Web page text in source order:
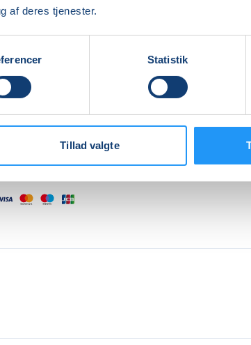
af deres tjenester.
Statistik
Tillad valgte
samspil med resten af kroppen,
Der gives råd og vejledning, men ikke individuel
Indlæser frie pladser...